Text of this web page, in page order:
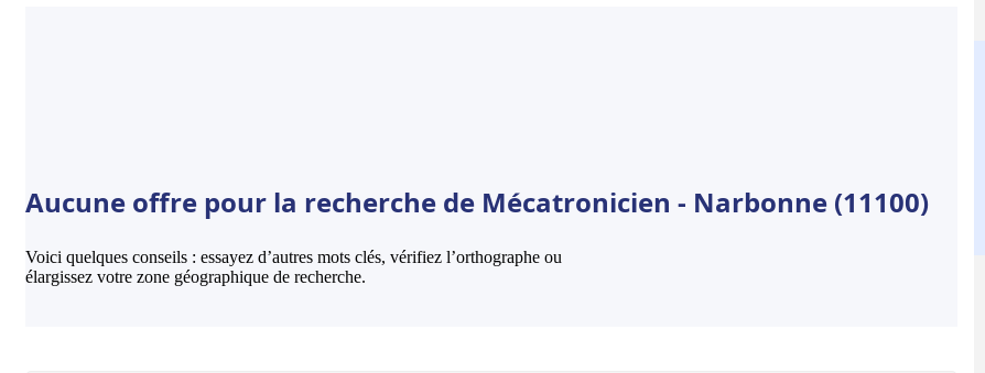
Aucune offre pour la recherche de Mécatronicien - Narbonne (11100)
Voici quelques conseils : essayez d’autres mots clés, vérifiez l’orthographe ou
élargissez votre zone géographique de recherche.